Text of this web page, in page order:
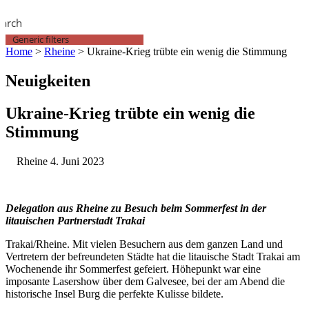
Generic filters
Home > Rheine > Ukraine-Krieg trübte ein wenig die Stimmung
Neuigkeiten
Ukraine-Krieg trübte ein wenig die
Stimmung
Rheine 4. Juni 2023
Delegation aus Rheine zu Besuch beim Sommerfest in der
litauischen Partnerstadt Trakai
Trakai/Rheine. Mit vielen Besuchern aus dem ganzen Land und
Vertretern der befreundeten Städte hat die litauische Stadt Trakai am
Wochenende ihr Sommerfest gefeiert. Höhepunkt war eine
imposante Lasershow über dem Galvesee, bei der am Abend die
historische Insel Burg die perfekte Kulisse bildete.